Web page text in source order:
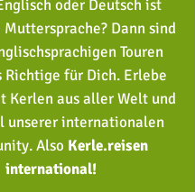
oder Deutsch ist
Dann sind
Touren
Richtige für Dich. Erlebe
Kerlen aus aller Welt und
unserer internationalen
Also Kerle.reisen
international!